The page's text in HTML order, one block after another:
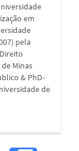
em
pela
Minas
& PhD-
de